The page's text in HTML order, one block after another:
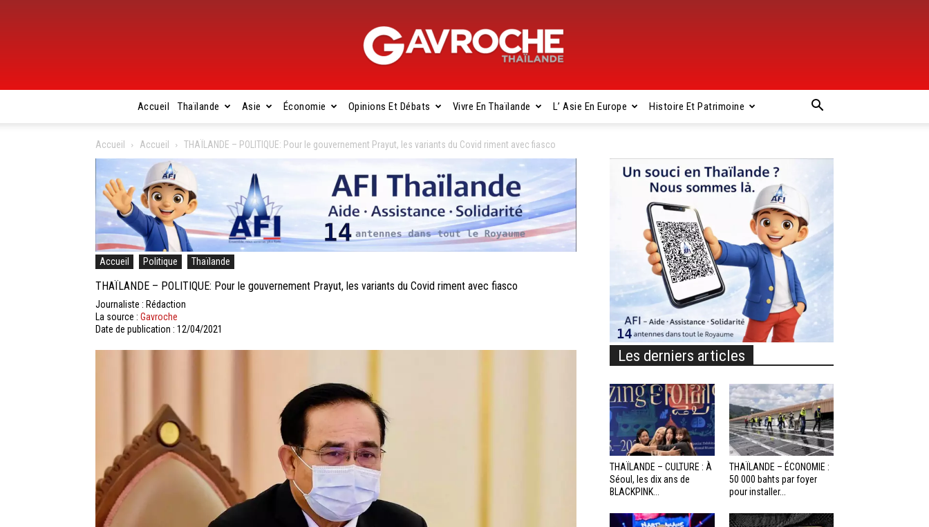
Gavroche
Thaïlande
Accueil Thaïlande Asie Économie Opinions Et Débats Vivre En Thaïlande L’ Asie En Europe Histoire Et Patrimoine
Accueil Accueil THAÏLANDE – POLITIQUE: Pour le gouvernement Prayut, les variants du Covid riment avec fiasco
Accueil Politique Thaïlande
THAÏLANDE – POLITIQUE: Pour le gouvernement Prayut, les variants du Covid riment avec fiasco
Journaliste : Rédaction
La source : Gavroche
Date de publication : 12/04/2021
Les derniers articles
THAÏLANDE – CULTURE : À
Séoul, les dix ans de
BLACKPINK...
THAÏLANDE – ÉCONOMIE :
50 000 bahts par foyer
pour installer...